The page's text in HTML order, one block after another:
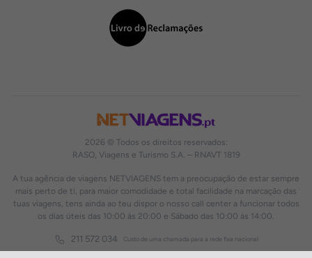
2026 © Todos os direitos reservados:
RASO, Viagens e Turismo S.A. – RNAVT 1819
A tua agência de viagens NETVIAGENS tem a preocupação de estar sempre
mais perto de ti, para maior comodidade e total facilidade na marcação das
tuas viagens, tens ainda ao teu dispor o nosso call center a funcionar todos
os dias úteis das 10:00 às 20:00 e Sábado das 10:00 às 14:00.
211 572 034 Custo de uma chamada para a rede fixa nacional